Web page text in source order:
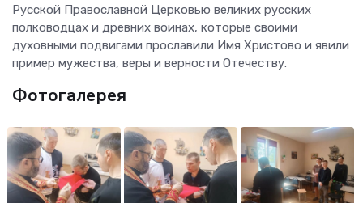
Русской Православной Церковью великих русских
полководцах и древних воинах, которые своими
духовными подвигами прославили Имя Христово и явили
пример мужества, веры и верности Отечеству.
Фотогалерея